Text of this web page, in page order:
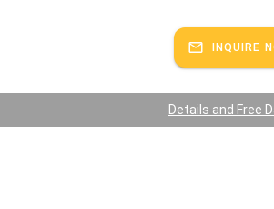
INQUIRE
Details and Free